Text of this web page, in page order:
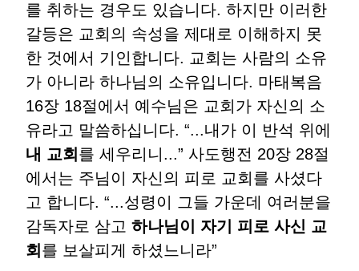
를 취하는 경우도 있습니다. 하지만 이러한
갈등은 교회의 속성을 제대로 이해하지 못
한 것에서 기인합니다. 교회는 사람의 소유
가 아니라 하나님의 소유입니다. 마태복음
16장 18절에서 예수님은 교회가 자신의 소
유라고 말씀하십니다. “...내가 이 반석 위에
내 교회 를 세우리니 ...” 사도행전 20장 28절
에서는 주님이 자신의 피로 교회를 사셨다
고 합니다. “...성령이 그들 가운데 여러분을
감독자로 삼고 하나님이 자기 피로 사신 교
회 를 보살피게 하셨느니라”